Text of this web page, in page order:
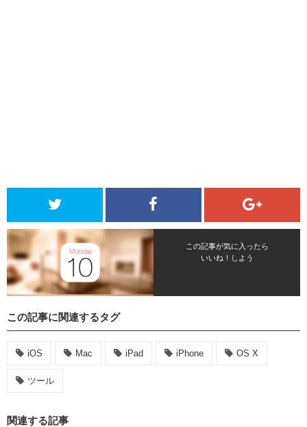
この記事が気に入ったら
いいね！しよう
この記事に関連するタグ
iOS Mac iPad iPhone OS X
ツール
関連する記事